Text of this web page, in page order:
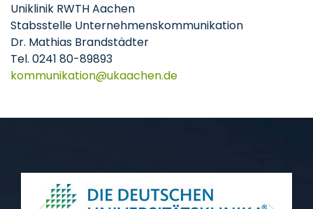
Uniklinik RWTH Aachen
Stabsstelle Unternehmenskommunikation
Dr. Mathias Brandstädter
Tel. 0241 80-89893
kommunikation
ukaachende